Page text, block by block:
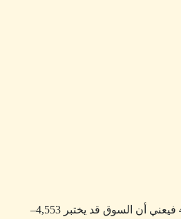
ما دام الذهب دون 4,700 ثم 4,760–4,780 دولار، فالأفضلية التكتيكية تبقى حذرة. أما كسر 4,646 ثم 4,576 فيعني أن السوق قد يختبر 4,553–